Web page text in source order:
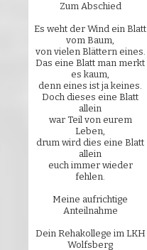
Zum Abschied
Es weht der Wind ein Blatt
vom Baum,
von vielen Blättern eines.
Das eine Blatt man merkt
es kaum,
denn eines ist ja keines.
Doch dieses eine Blatt
allein
war Teil von eurem
Leben,
drum wird dies eine Blatt
allein
euch immer wieder
fehlen.
Meine aufrichtige
Anteilnahme
Dein Rehakollege im LKH
Wolfsberg